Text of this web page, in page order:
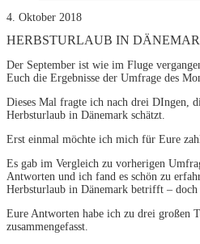
4. Oktober 2018
HERBSTURLAUB IN
Der September ist wie im Fluge
Euch die Ergebnisse der Umfrage des
Dieses Mal fragte ich nach drei DIngen,
Herbsturlaub in Dänemark schätzt.
Erst einmal möchte ich mich für Eure
Es gab im Vergleich zu vorherigen
Antworten und ich fand es schön zu
Herbsturlaub in Dänemark betrifft –
Eure Antworten habe ich zu drei großen
zusammengefasst.